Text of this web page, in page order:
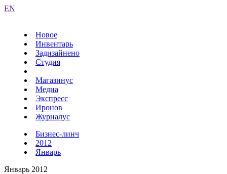
EN
Новое
Инвентарь
Задизайнено
Студия
Магазинус
Медиа
Экспресс
Иронов
Журналус
Бизнес-линч
2012
Январь
Январь 2012